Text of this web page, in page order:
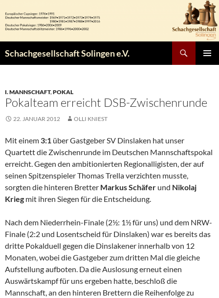
Inhalt
springen
Schachgesellschaft Solingen e.V.
I. MANNSCHAFT,POKAL
Pokalteam erreicht DSB-Zwischenrunde
22. JANUAR 2012 OLLI KNIEST
Mit einem 3:1 über Gastgeber SV Dinslaken hat unser
Quartett die Zwischenrunde im Deutschen Mannschaftspokal
erreicht. Gegen den ambitionierten Regionalligisten, der auf
seinen Spitzenspieler Thomas Trella verzichten musste,
sorgten die hinteren Bretter Markus Schäfer und Nikolaj
Krieg mit ihren Siegen für die Entscheidung.
Nach dem Niederrhein-Finale (2½: 1½ für uns) und dem NRW-
Finale (2:2 und Losentscheid für Dinslaken) war es bereits das
dritte Pokalduell gegen die Dinslakener innerhalb von 12
Monaten, wobei die Gastgeber zum dritten Mal die gleiche
Aufstellung aufboten. Da die Auslosung erneut einen
Auswärtskampf für uns ergeben hatte, beschloß die
Mannschaft, an den hinteren Brettern die Reihenfolge zu